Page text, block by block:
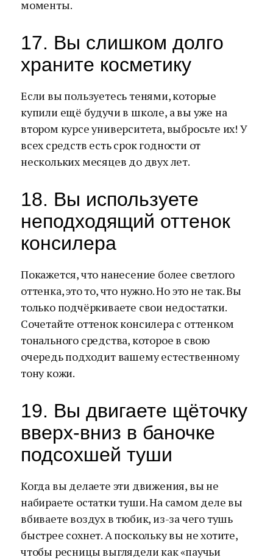
моменты.
17. Вы слишком долго
храните косметику
Если вы пользуетесь тенями, которые
купили ещё будучи в школе, а вы уже на
втором курсе университета, выбросьте их! У
всех средств есть срок годности от
нескольких месяцев до двух лет.
18. Вы используете
неподходящий оттенок
консилера
Покажется, что нанесение более светлого
оттенка, это то, что нужно. Но это не так. Вы
только подчёркиваете свои недостатки.
Сочетайте оттенок консилера с оттенком
тонального средства, которое в свою
очередь подходит вашему естественному
тону кожи.
19. Вы двигаете щёточку
вверх-вниз в баночке
подсохшей туши
Когда вы делаете эти движения, вы не
набираете остатки туши. На самом деле вы
вбиваете воздух в тюбик, из-за чего тушь
быстрее сохнет. А поскольку вы не хотите,
чтобы ресницы выглядели как «паучьи